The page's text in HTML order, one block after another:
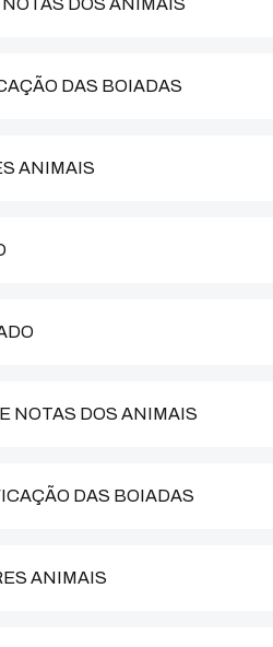
DOS ANIMAIS
DAS BOIADAS
ANIMAIS
NOTAS DOS ANIMAIS
DAS BOIADAS
ANIMAIS